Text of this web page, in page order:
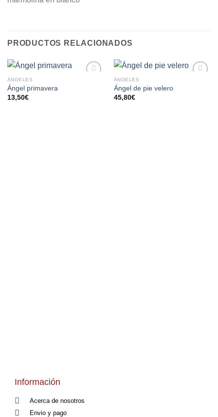
PRODUCTOS RELACIONADOS
ÁNGELES
Ángel primavera
13,50€
ÁNGELES
Ángel de pie velero
45,80€
Información
Acerca de nosotros
Envio y pago